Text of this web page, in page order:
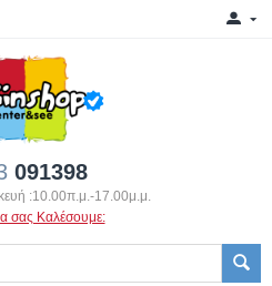
091398
:10.00π.μ.-17.00μ.μ.
σας Καλέσουμε: